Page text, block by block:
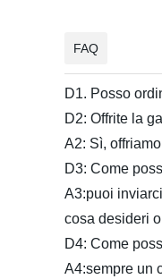
FAQ
D1. Posso
D2: Offrite la
A2: Sì,
D3: Come
A3:puoi
cosa desideri
D4: Come
A4:sempre un